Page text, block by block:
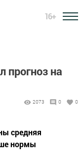
16+
прогноз на
2073 0 0
средняя
нормы